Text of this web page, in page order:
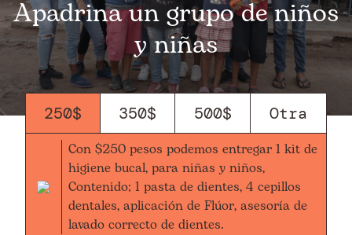
Apadrina un grupo de niños
y niñas
250$ 350$ 500$
Con $250 pesos podemos entregar 1 kit de
higiene bucal, para niñas y niños,
Contenido; 1 pasta de dientes, 4 cepillos
dentales, aplicación de Flúor, asesoría de
lavado correcto de dientes.